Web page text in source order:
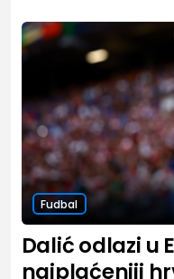
Fudbal
Dalić odlazi u
najplaćeniji